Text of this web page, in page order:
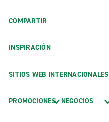
COMPARTIR
INSPIRACIÓN
SITIOS WEB INTERNACIONALES
PROMOCIONES NEGOCIOS